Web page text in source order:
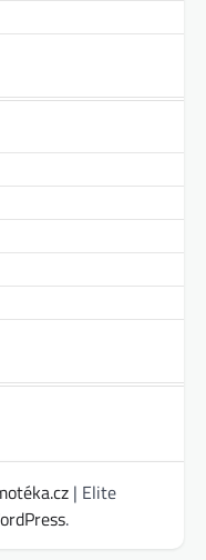
| Elite
.